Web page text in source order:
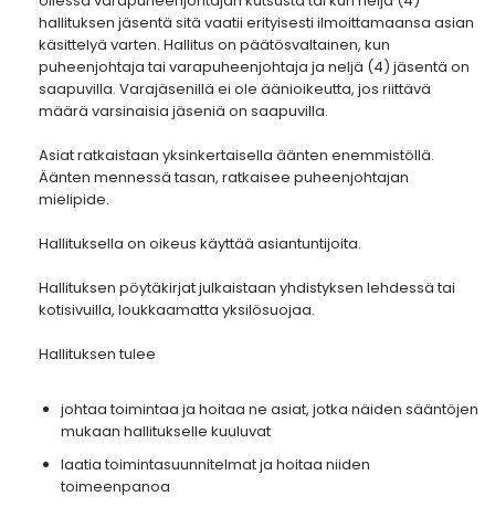
hallituksen jäsentä sitä vaatii erityisesti ilmoittamaansa asian
käsittelyä varten. Hallitus on päätösvaltainen, kun
puheenjohtaja tai varapuheenjohtaja ja neljä (4) jäsentä on
saapuvilla. Varajäsenillä ei ole äänioikeutta, jos riittävä
määrä varsinaisia jäseniä on saapuvilla.
Asiat ratkaistaan yksinkertaisella äänten enemmistöllä.
Äänten mennessä tasan, ratkaisee puheenjohtajan
mielipide.
Hallituksella on oikeus käyttää asiantuntijoita.
Hallituksen pöytäkirjat julkaistaan yhdistyksen lehdessä tai
kotisivuilla, loukkaamatta yksilösuojaa.
Hallituksen tulee
johtaa toimintaa ja hoitaa ne asiat, jotka näiden sääntöjen
mukaan hallitukselle kuuluvat
laatia toimintasuunnitelmat ja hoitaa niiden
toimeenpanoa